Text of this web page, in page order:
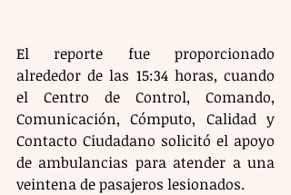
El reporte fue proporcionado
alrededor de las 15:34 horas, cuando
el Centro de Control, Comando,
Comunicación, Cómputo, Calidad y
Contacto Ciudadano solicitó el apoyo
de ambulancias para atender a una
veintena de pasajeros lesionados.